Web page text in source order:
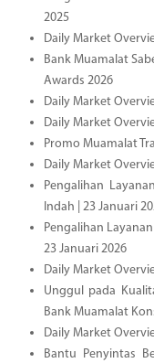
2025
Daily Market
Bank Muamalat
Awards 2026
Daily Market
Daily Market
Promo Muamalat
Daily Market
Pengalihan
Indah | 23 Januari
Pengalihan
23 Januari 2026
Daily Market
Unggul pada
Bank Muamalat
Daily Market
Bantu Penyintas